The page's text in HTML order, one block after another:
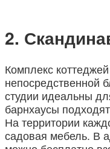
Комплекс
непосредственной
студии идеальны
барнхаусы
На территории
садовая мебель. В